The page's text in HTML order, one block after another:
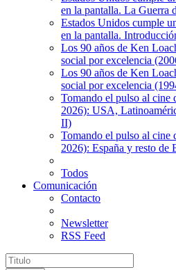
en la pantalla. La Guerra
Estados Unidos cumple
en la pantalla.
Los 90 años de Ken
social por excelencia
Los 90 años de Ken
social por excelencia
Tomando el pulso al
2026): USA,
II)
Tomando el pulso al
2026): España y resto de
Todos
Comunicación
Contacto
Newsletter
RSS Feed